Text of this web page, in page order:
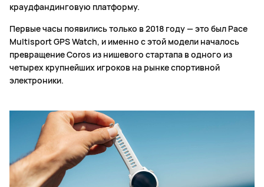
краудфандинговую платформу.
Первые часы появились только в 2018 году — это был Pace
Multisport GPS Watch, и именно с этой модели началось
превращение Coros из нишевого стартапа в одного из
четырех крупнейших игроков на рынке спортивной
электроники.